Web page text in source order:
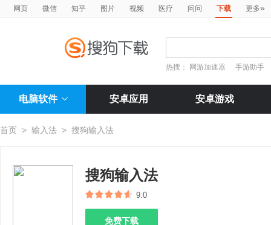
网页 微信 知乎 图片 视频 医疗 问问 下载 更多»
热搜： 网游加速器 手游助手
电脑软件 安卓应用 安卓游戏
首页 > 输入法 > 搜狗输入法
搜狗输入法
9.0
免费下载